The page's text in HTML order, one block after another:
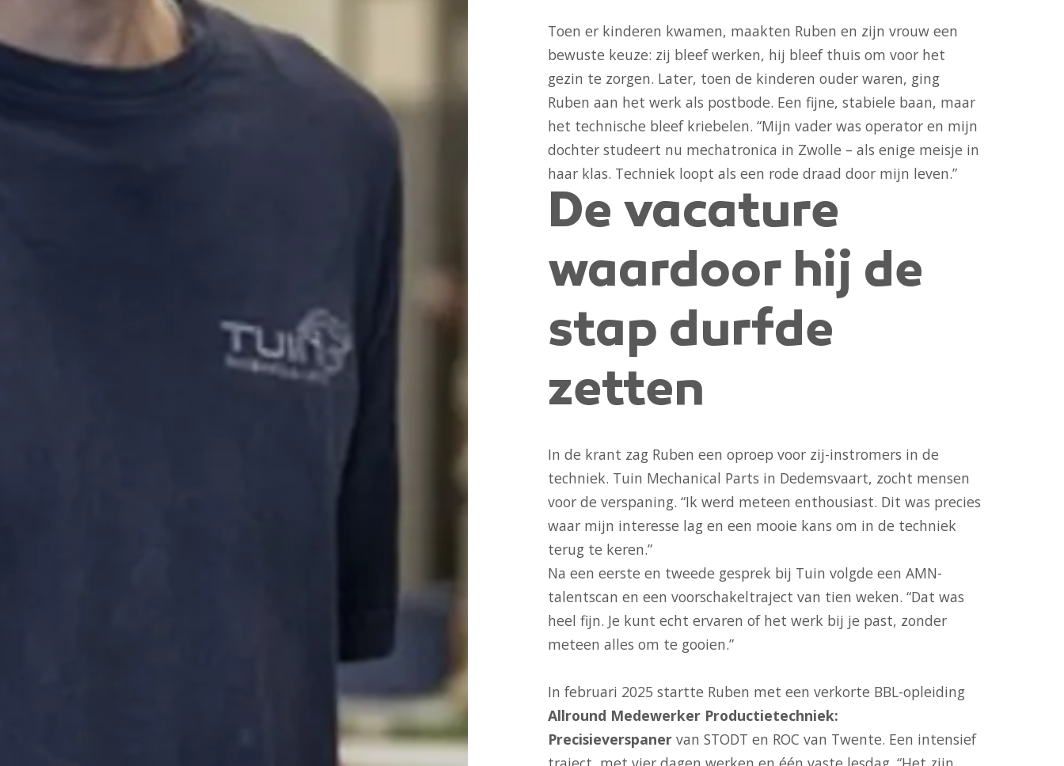
Toen er kinderen kwamen, maakten Ruben en zijn vrouw een
bewuste keuze: zij bleef werken, hij bleef thuis om voor het
gezin te zorgen. Later, toen de kinderen ouder waren, ging
Ruben aan het werk als postbode. Een fijne, stabiele baan, maar
het technische bleef kriebelen. “Mijn vader was operator en mijn
dochter studeert nu mechatronica in Zwolle – als enige meisje in
haar klas. Techniek loopt als een rode draad door mijn leven.”
De vacature
waardoor hij de
stap durfde
zetten
In de krant zag Ruben een oproep voor zij-instromers in de
techniek. Tuin Mechanical Parts in Dedemsvaart, zocht mensen
voor de verspaning. “Ik werd meteen enthousiast. Dit was precies
waar mijn interesse lag en een mooie kans om in de techniek
terug te keren.”
Na een eerste en tweede gesprek bij Tuin volgde een AMN-
talentscan en een voorschakeltraject van tien weken. “Dat was
heel fijn. Je kunt echt ervaren of het werk bij je past, zonder
meteen alles om te gooien.”
In februari 2025 startte Ruben met een verkorte BBL-opleiding
Allround Medewerker Productietechniek:
Precisieverspanervan STODT en ROC van Twente. Een intensief